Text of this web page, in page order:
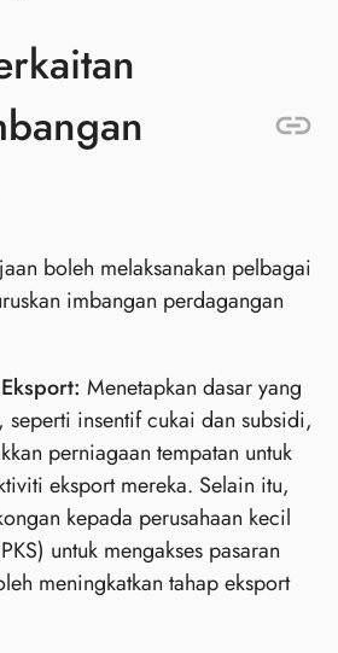
boleh melaksanakan pelbagai
imbangan perdagangan
Menetapkan dasar yang
seperti insentif cukai dan subsidi,
perniagaan tempatan untuk
eksport mereka. Selain itu,
kepada perusahaan kecil
untuk mengakses pasaran
meningkatkan tahap eksport